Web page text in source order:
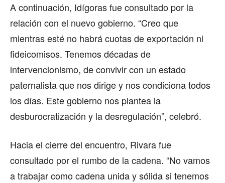
A continuación, Idígoras fue consultado por la
relación con el nuevo gobierno. “Creo que
mientras esté no habrá cuotas de exportación ni
fideicomisos. Tenemos décadas de
intervencionismo, de convivir con un estado
paternalista que nos dirige y nos condiciona todos
los días. Este gobierno nos plantea la
desburocratización y la desregulación”, celebró.
Hacia el cierre del encuentro, Rivara fue
consultado por el rumbo de la cadena. “No vamos
a trabajar como cadena unida y sólida si tenemos